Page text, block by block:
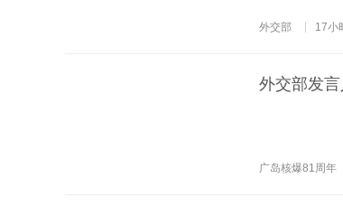
外交部 17小
外交部发
广岛核爆81周年